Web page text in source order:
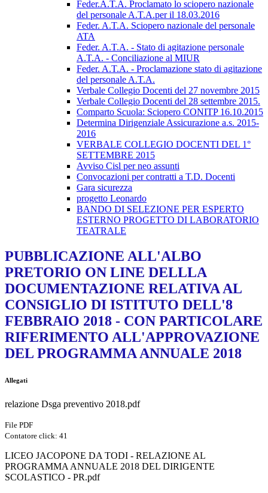
Feder.A.T.A. Proclamato lo sciopero nazionale
del personale A.T.A.per il 18.03.2016
Feder. A.T.A. Sciopero nazionale del personale
ATA
Feder. A.T.A. - Stato di agitazione personale
A.T.A. - Conciliazione al MIUR
Feder. A.T.A. - Proclamazione stato di agitazione
del personale A.T.A.
Verbale Collegio Docenti del 27 novembre 2015
Verbale Collegio Docenti del 28 settembre 2015.
Comparto Scuola: Sciopero CONITP 16.10.2015
Determina Dirigenziale Assicurazione a.s. 2015-
2016
VERBALE COLLEGIO DOCENTI DEL 1°
SETTEMBRE 2015
Avviso Cisl per neo assunti
Convocazioni per contratti a T.D. Docenti
Gara sicurezza
progetto Leonardo
BANDO DI SELEZIONE PER ESPERTO
ESTERNO PROGETTO DI LABORATORIO
TEATRALE
PUBBLICAZIONE ALL'ALBO
PRETORIO ON LINE DELLLA
DOCUMENTAZIONE RELATIVA AL
CONSIGLIO DI ISTITUTO DELL'8
FEBBRAIO 2018 - CON PARTICOLARE
RIFERIMENTO ALL'APPROVAZIONE
DEL PROGRAMMA ANNUALE 2018
Allegati
relazione Dsga preventivo 2018.pdf
File PDF
Contatore click: 41
LICEO JACOPONE DA TODI - RELAZIONE AL
PROGRAMMA ANNUALE 2018 DEL DIRIGENTE
SCOLASTICO - PR.pdf